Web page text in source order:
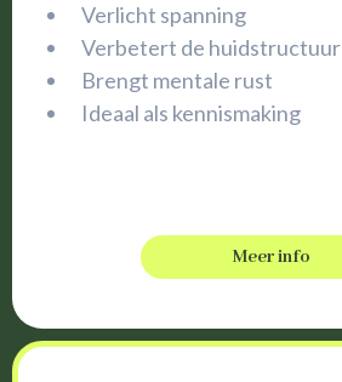
Verlicht spanning
Verbetert de huidstructuur
Brengt mentale rust
Ideaal als kennismaking
Meer info